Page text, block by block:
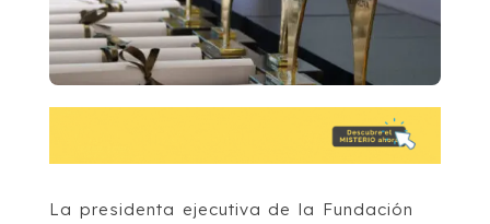
La presidenta ejecutiva de la Fundación